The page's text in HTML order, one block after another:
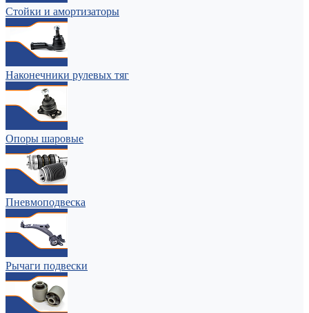
Стойки и амортизаторы
Наконечники рулевых тяг
Опоры шаровые
Пневмоподвеска
Рычаги подвески